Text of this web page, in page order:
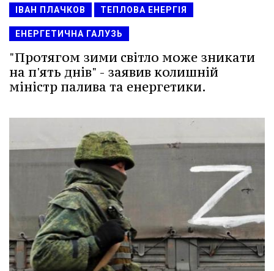
ІВАН ПЛАЧКОВ ТЕПЛОВА ЕНЕРГІЯ
ЕНЕРГЕТИЧНА ГАЛУЗЬ
"Протягом зими світло може зникати
на п'ять днів" - заявив колишній
міністр палива та енергетики.